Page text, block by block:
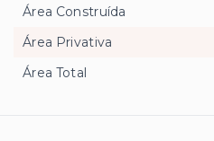
Área Construída
Área Privativa
Área Total